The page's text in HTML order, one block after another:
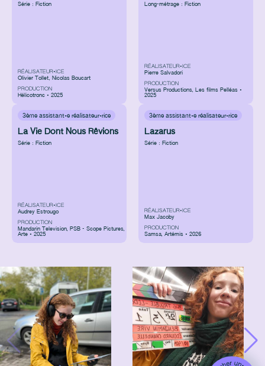
Série : Fiction
RÉALISATEUR•ICE
Olivier Tollet, Nicolas Boucart
PRODUCTION
Hélicotronc • 2025
Long-métrage : Fiction
RÉALISATEUR•ICE
Pierre Salvadori
PRODUCTION
Versus Productions, Les films Pelléas •
2025
3ème assistant·e réalisateur·rice
La Vie Dont Nous Rêvions
Série : Fiction
RÉALISATEUR•ICE
Audrey Estrougo
PRODUCTION
Mandarin Television, PSB - Scope Pictures,
Arte • 2025
3ème assistant·e réalisateur·rice
Lazarus
Série : Fiction
RÉALISATEUR•ICE
Max Jacoby
PRODUCTION
Samsa, Artémis • 2026